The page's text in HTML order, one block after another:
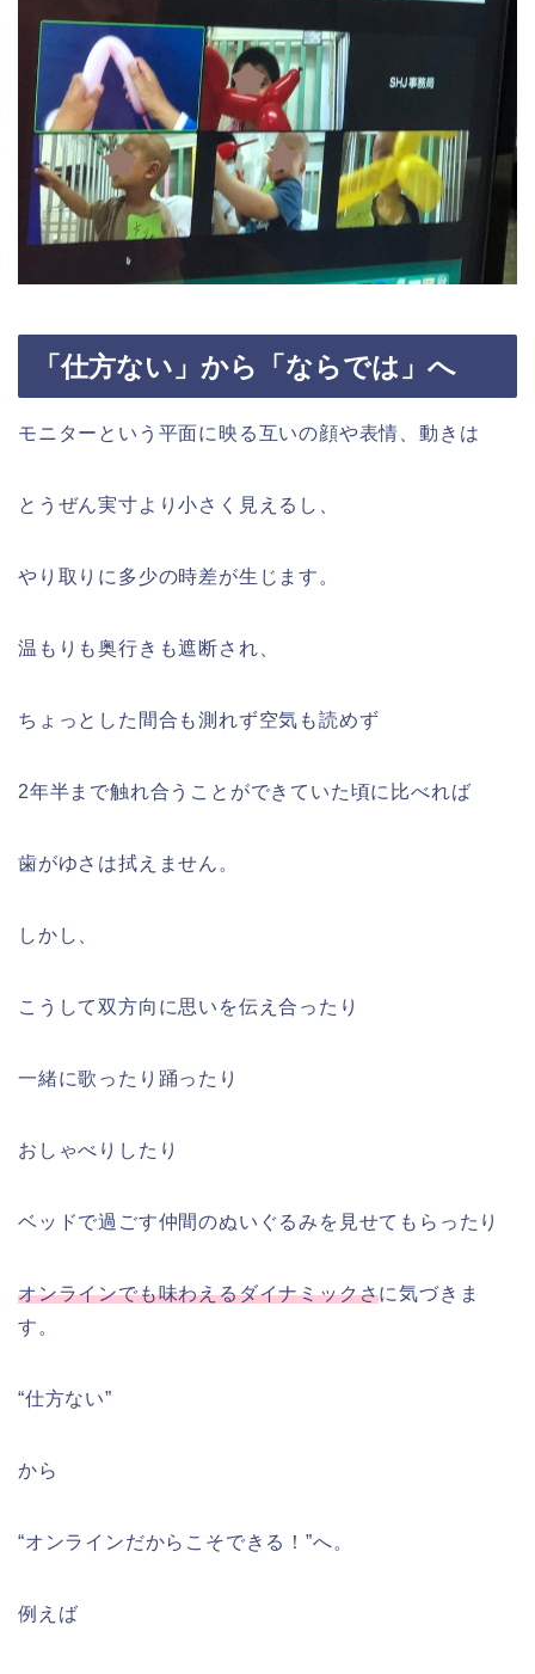
「仕方ない」から「ならでは」へ
モニターという平面に映る互いの顔や表情、動きは
とうぜん実寸より小さく見えるし、
やり取りに多少の時差が生じます。
温もりも奥行きも遮断され、
ちょっとした間合も測れず空気も読めず
2年半まで触れ合うことができていた頃に比べれば
歯がゆさは拭えません。
しかし、
こうして双方向に思いを伝え合ったり
一緒に歌ったり踊ったり
おしゃべりしたり
ベッドで過ごす仲間のぬいぐるみを見せてもらったり
オンラインでも味わえるダイナミックさに気づきま
す。
“仕方ない”
から
“オンラインだからこそできる！”へ。
例えば